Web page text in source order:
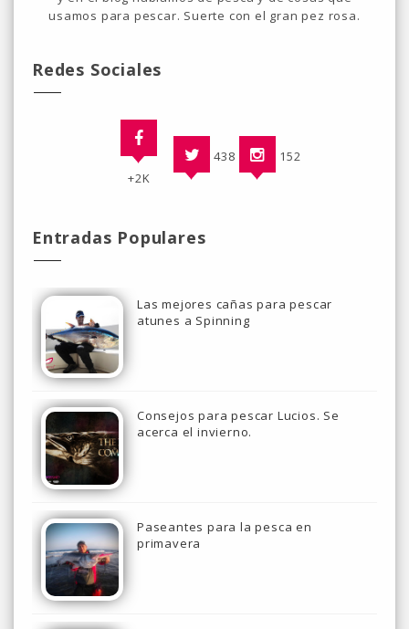
usamos para pescar. Suerte con el gran pez rosa.
Redes Sociales
+2K
438 152
Entradas Populares
Las mejores cañas para pescar
atunes a Spinning
Consejos para pescar Lucios. Se
acerca el invierno.
Paseantes para la pesca en
primavera